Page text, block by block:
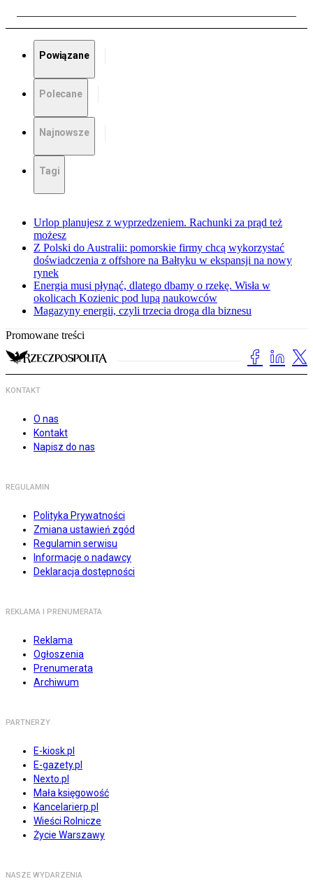
Powiązane
Polecane
Najnowsze
Tagi
Urlop planujesz z wyprzedzeniem. Rachunki za prąd też
możesz
Z Polski do Australii: pomorskie firmy chcą wykorzystać
doświadczenia z offshore na Bałtyku w ekspansji na nowy
rynek
Energia musi płynąć, dlatego dbamy o rzekę. Wisła w
okolicach Kozienic pod lupą naukowców
Magazyny energii, czyli trzecia droga dla biznesu
Promowane treści
KONTAKT
O nas
Kontakt
Napisz do nas
REGULAMIN
Polityka Prywatności
Zmiana ustawień zgód
Regulamin serwisu
Informacje o nadawcy
Deklaracja dostępności
REKLAMA I PRENUMERATA
Reklama
Ogłoszenia
Prenumerata
Archiwum
PARTNERZY
E-kiosk.pl
E-gazety.pl
Nexto.pl
Mała księgowość
Kancelarierp.pl
Wieści Rolnicze
Życie Warszawy
NASZE WYDARZENIA